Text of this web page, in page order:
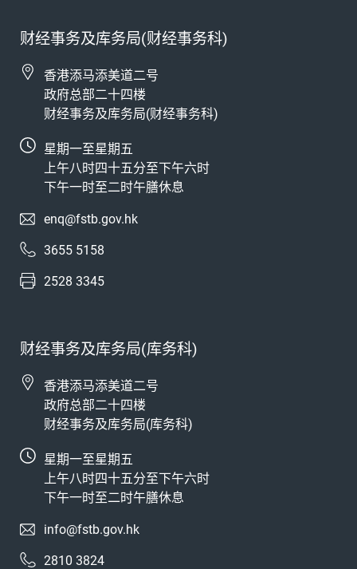
财经事务及库务局(财经事务科)
香港添马添美道二号
政府总部二十四楼
财经事务及库务局(财经事务科)
星期一至星期五
上午八时四十五分至下午六时
下午一时至二时午膳休息
enq@fstb.gov.hk
3655 5158
2528 3345
财经事务及库务局(库务科)
香港添马添美道二号
政府总部二十四楼
财经事务及库务局(库务科)
星期一至星期五
上午八时四十五分至下午六时
下午一时至二时午膳休息
info@fstb.gov.hk
2810 3824